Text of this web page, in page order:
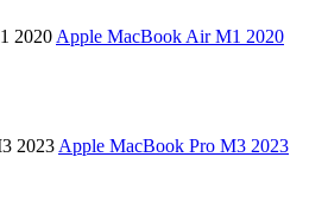
Apple MacBook Air M1 2020
Apple MacBook Pro M3 2023